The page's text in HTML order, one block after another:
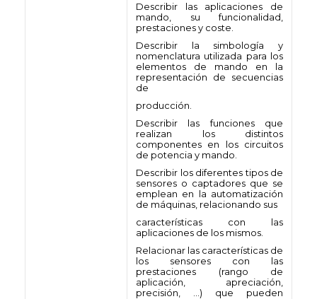
Describir las aplicaciones de
mando, su funcionalidad,
prestaciones y coste.
Describir la simbología y
nomenclatura utilizada para los
elementos de mando en la
representación de secuencias
de
producción.
Describir las funciones que
realizan los distintos
componentes en los circuitos
de potencia y mando.
Describir los diferentes tipos de
sensores o captadores que se
emplean en la automatización
de máquinas, relacionando sus
características con las
aplicaciones de los mismos.
Relacionar las características de
los sensores con las
prestaciones (rango de
aplicación, apreciación,
precisión, …) que pueden